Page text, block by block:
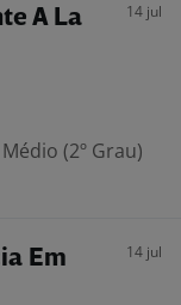
A La
14 jul
(2º Grau)
Em
14 jul